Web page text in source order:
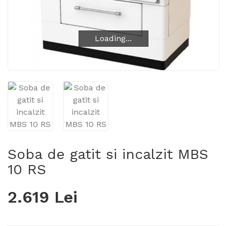
Loading...
Loading...
Soba de gatit si incalzit MBS
10 RS
2.619 Lei